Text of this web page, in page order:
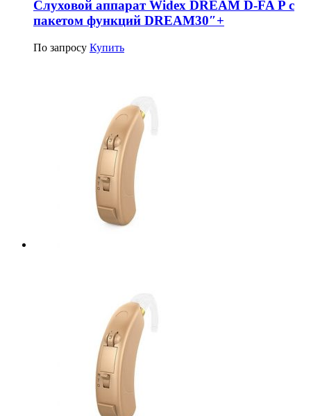
Слуховой аппарат Widex DREAM D-FA P c
пакетом функций DREAM30″+
По запросу Купить